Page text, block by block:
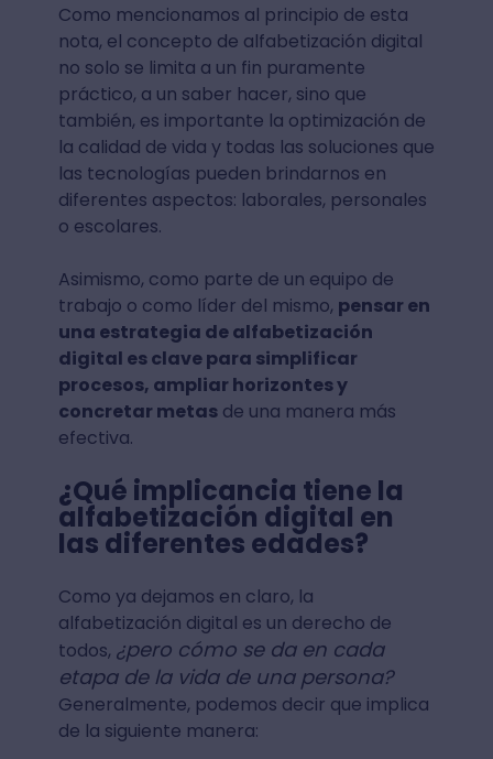
Como mencionamos al principio de esta
nota, el concepto de alfabetización digital
no solo se limita a un fin puramente
práctico, a un saber hacer, sino que
también, es importante la optimización de
la calidad de vida y todas las soluciones que
las tecnologías pueden brindarnos en
diferentes aspectos: laborales, personales
o escolares.
Asimismo, como parte de un equipo de
trabajo o como líder del mismo, pensar en
una estrategia de alfabetización
digital es clave para simplificar
procesos, ampliar horizontes y
concretar metasde una manera más
efectiva.
¿Qué implicancia tiene la
alfabetización digital en
las diferentes edades?
Como ya dejamos en claro, la
alfabetización digital es un derecho de
todos, ¿pero cómo se da en cada
etapa de la vida de una persona?
Generalmente, podemos decir que implica
de la siguiente manera: